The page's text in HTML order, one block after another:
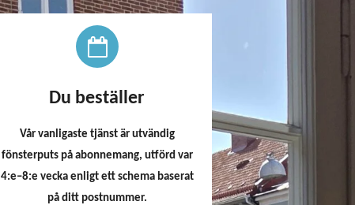
Du beställer
Vår vanligaste tjänst är utvändig
fönsterputs på abonnemang, utförd var
4:e–8:e vecka enligt ett schema baserat
på ditt postnummer.